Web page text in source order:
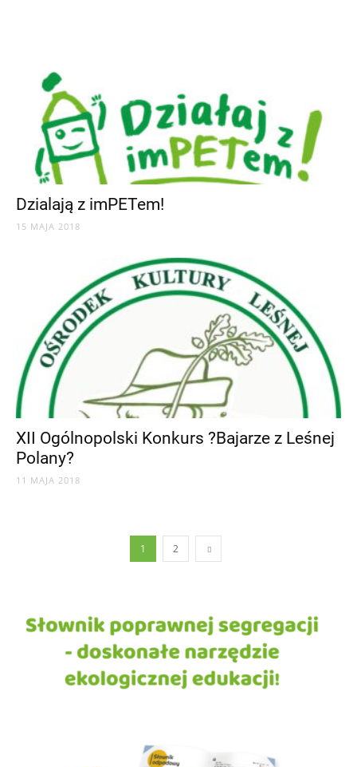
Dzialają z imPETem!
15 MAJA 2018
XII Ogólnopolski Konkurs ?Bajarze z Leśnej
Polany?
11 MAJA 2018
1 2